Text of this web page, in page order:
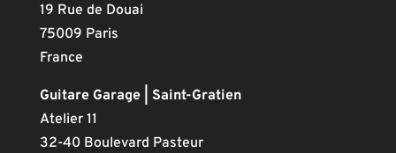
19 Rue de Douai
75009 Paris
France
Guitare Garage | Saint-Gratien
Atelier 11
32-40 Boulevard Pasteur